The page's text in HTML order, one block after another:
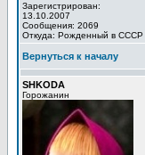
Зарегистрирован:
13.10.2007
Сообщения: 2069
Откуда: Рожденный в СССР
Вернуться к началу
SHKODA
Горожанин